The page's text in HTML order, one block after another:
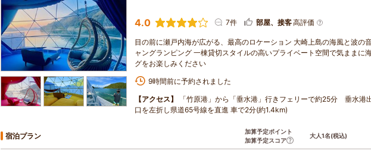
4.0 7件 部屋、接客高評価
目の前に瀬戸内海が広がる、最高のロケーション 大崎上島の海風と波の
ャングランピング 一棟貸切スタイルの高いプライベート空間で気ままに
グをお楽しみください
9時間前に予約されました
【アクセス】
「竹原港」から「垂水港」行きフェリーで約25分 垂水港
口を左折し県道65号線を直進 車で2分(約1.4km)
宿泊プラン
加算予定ポイント
加算予定スコア
大人1名(税込)